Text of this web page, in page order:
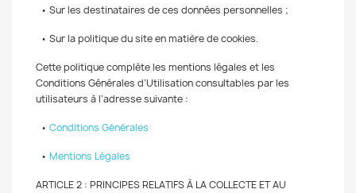
• Sur les destinataires de ces données personnelles ;
• Sur la politique du site en matière de cookies.
Cette politique complète les mentions légales et les
Conditions Générales d’Utilisation consultables par les
utilisateurs à l’adresse suivante :
• Conditions Générales
• Mentions Légales
ARTICLE 2 : PRINCIPES RELATIFS À LA COLLECTE ET AU